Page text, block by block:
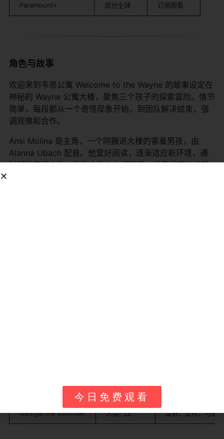
Paramount+ 部分全球 订阅观看
角色与故事
欢迎来到韦恩公寓 Welcome to the Wayne 的故事设定在
神秘的 Wayne 公寓大楼，聚焦三个孩子的探索冒险。情节
简单，每段都从一个奇怪现象开始，到团队解决结束，强
调观察和合作。
Ansi Molina 是主角，一个刚搬进大楼的害羞男孩，由
Alanna Ubach 配音。他爱好阅读，逐渐适应新环境，通
过冒险变得自信。他的个性内向却聪明，总用书籍知识帮
间谍反派
George the Doorman 大楼门卫 友好、支持、可靠
今日免费观看